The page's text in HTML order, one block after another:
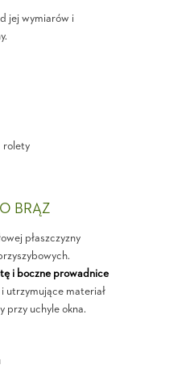
jej wymiarów i
BRĄZ
płaszczyzny
i boczne prowadnice
utrzymujące materiał
przy uchyle okna.